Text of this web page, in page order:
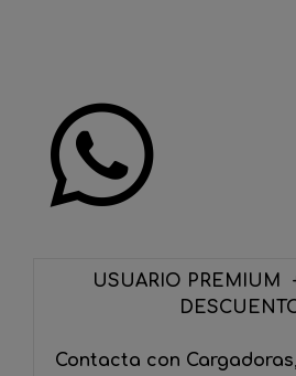
USUARIO PREMIUM
Contacta con Cargadoras